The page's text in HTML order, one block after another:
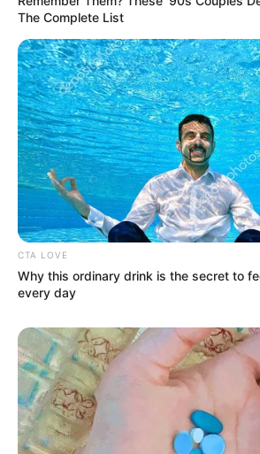
The Complete List
CTA LOVE
Why this ordinary drink is the secret to
every day